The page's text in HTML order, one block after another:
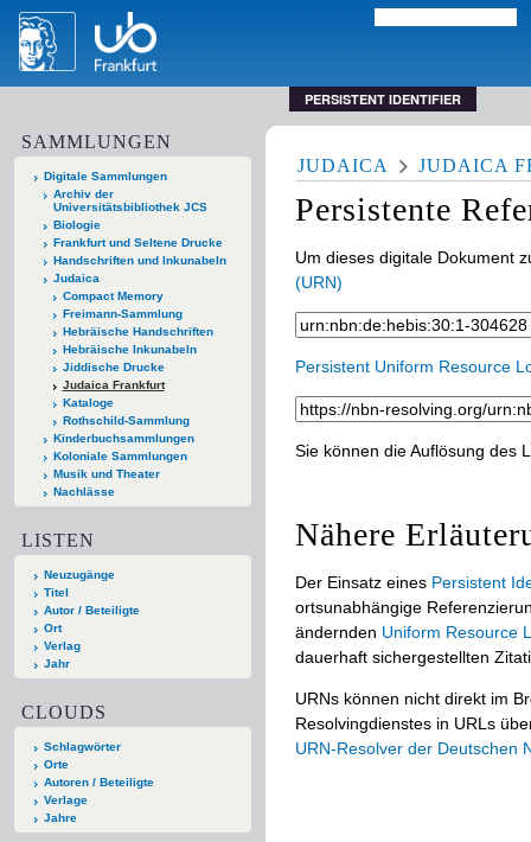
PERSISTENT IDENTIFIER
SAMMLUNGEN
Digitale Sammlungen
Archiv der
Universitätsbibliothek JCS
Biologie
Frankfurt und Seltene Drucke
Handschriften und Inkunabeln
Judaica
Compact Memory
Freimann-Sammlung
Hebräische Handschriften
Hebräische Inkunabeln
Jiddische Drucke
Judaica Frankfurt
Kataloge
Rothschild-Sammlung
Kinderbuchsammlungen
Koloniale Sammlungen
Musik und Theater
Nachlässe
LISTEN
Neuzugänge
Titel
Autor / Beteiligte
Ort
Verlag
Jahr
CLOUDS
Schlagwörter
Orte
Autoren / Beteiligte
Verlage
Jahre
JUDAICA JUDAICA
Persistente
Um dieses digitale Dokument
(URN)
Persistent Uniform Resource
Sie können die Auflösung des
Nähere
Der Einsatz eines Persistent
ortsunabhängige
ändernden Uniform Resource
dauerhaft sichergestellten
URNs können nicht direkt im
Resolvingdienstes in URLs
URN-Resolver der Deutschen